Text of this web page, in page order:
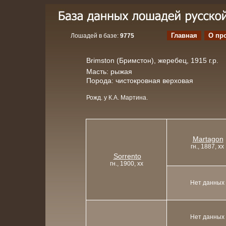
Лошадей в базе: 9775 Главная О
Brimston (Бримстон), жеребец, 1915 г.р.
Масть: рыжая
Порода: чистокровная верховая
Рожд. у К.А. Мартина.
Sorrento
гн., 1900, xx
Martagon
гн., 1887, xx
Нет данных
Нет данных